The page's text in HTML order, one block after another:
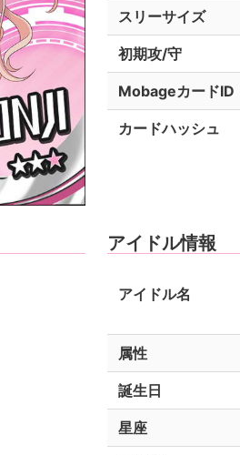
スリーサイズ
初期攻/守
MobageカードID
カードハッシュ
アイドル情報
アイドル名
属性
誕生日
星座